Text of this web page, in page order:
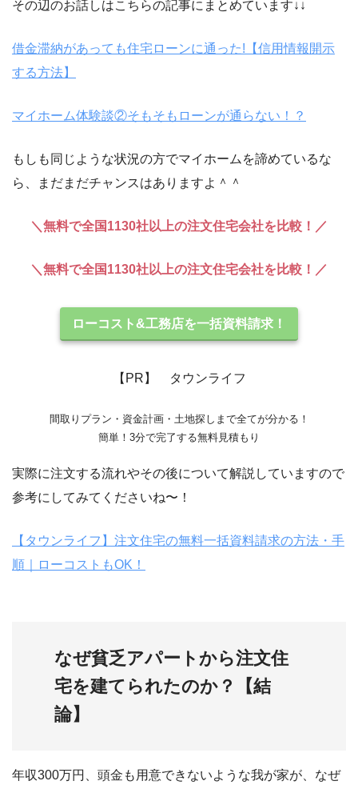
その辺のお話しはこちらの記事にまとめています↓↓
借金滞納があっても住宅ローンに通った!【信用情報開示
する方法】
マイホーム体験談②そもそもローンが通らない！？
もしも同じような状況の方でマイホームを諦めているな
ら、まだまだチャンスはありますよ＾＾
＼無料で全国1130社以上の注文住宅会社を比較！／
＼無料で全国1130社以上の注文住宅会社を比較！／
ローコスト&工務店を一括資料請求！
【PR】 タウンライフ
間取りプラン・資金計画・土地探しまで全てが分かる！
簡単！3分で完了する無料見積もり
実際に注文する流れやその後について解説していますので
参考にしてみてくださいね〜！
【タウンライフ】注文住宅の無料一括資料請求の方法・手
順｜ローコストもOK！
なぜ貧乏アパートから注文住
宅を建てられたのか？【結
論】
年収300万円、頭金も用意できないような我が家が、なぜ